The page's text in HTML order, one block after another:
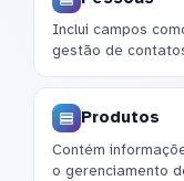
Inclui campos
gestão de
Produtos
Contém
o gerenciamento